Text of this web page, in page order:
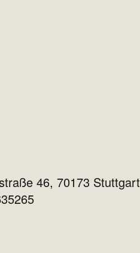
46, 70173 Stuttgart